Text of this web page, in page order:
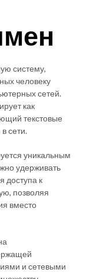
систему,
человеку
сетей.
как
текстовые
сети.
уникальным
удерживать
доступа к
позволяя
вместо
и сетевыми